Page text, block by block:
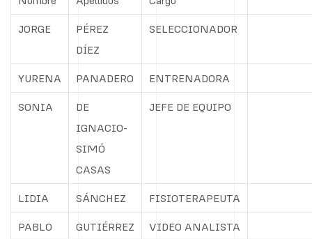
JORGE
PÉREZ
DÍEZ
SELECCIONADOR
YURENA PANADERO ENTRENADORA
SONIA
DE
IGNACIO-
SIMÓ
CASAS
JEFE DE EQUIPO
LIDIA SÁNCHEZ FISIOTERAPEUTA
PABLO GUTIÉRREZ VIDEO ANALISTA